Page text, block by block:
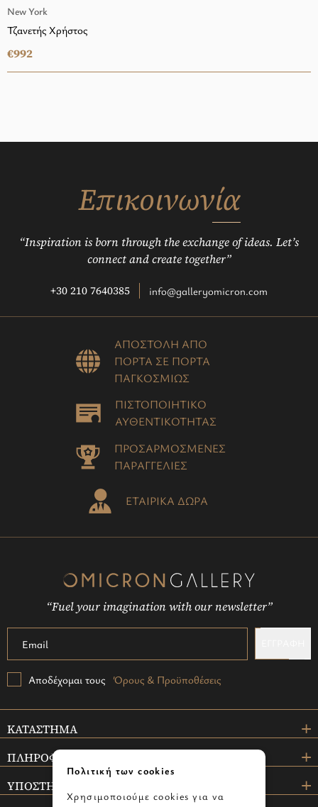
New York
Τζανετής Χρήστος
€992
Επικοινωνία
“Inspiration is born through the exchange of ideas. Let’s
connect and create together”
+30 210 7640385 info@galleryomicron.com
ΑΠΟΣΤΟΛΗ ΑΠΟ
ΠΟΡΤΑ ΣΕ ΠΟΡΤΑ
ΠΑΓΚΟΣΜΙΩΣ
ΠΙΣΤΟΠΟΙΗΤΙΚΟ
ΑΥΘΕΝΤΙΚΟΤΗΤΑΣ
ΠΡΟΣΑΡΜΟΣΜΕΝΕΣ
ΠΑΡΑΓΓΕΛΙΕΣ
ΕΤΑΙΡΙΚΑ ΔΩΡΑ
“Fuel your imagination with our newsletter”
Αποδέχομαι τους Όρους & Προϋποθέσεις
ΚΑΤΑΣΤΗΜΑ
ΠΛΗΡΟΦΟΡΙΕΣ
ΥΠΟΣΤΗΡΙΞΗ
Πολιτική των cookies
Χρησιμοποιούμε cookies για να